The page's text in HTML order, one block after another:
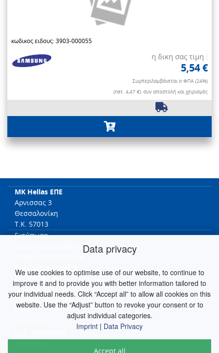
Data privacy
We use cookies to optimise use of our website, to continue to
improve it and to provide you with better information tailored to
your individual needs. Click “Accept all” to allow all cookies on this
website. Use the “Adjust” button to revoke your consent or to
adjust individual categories.
Imprint | Data Privacy
Accept all
κωδικος ειδους: 3903-000055
η δικη σας τιμη :
5,54 €
Συμπεριλαμβάνεται ο ΦΠΑ (24%)
(net. 4,47 €) συν αποστολή και χειρισμός
MK Hellas ΕΠΕ
Αρνισσας 3
Θεσσαλονίκη
T.K. 57013
Εκτύπωση
Πολιτική ακύρωσης
Cookie Settings
Επικοινωνία
Έντυπο ακύρωσης